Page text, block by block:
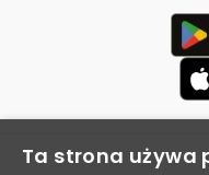
Ta strona używa